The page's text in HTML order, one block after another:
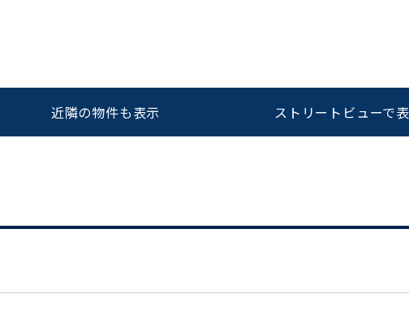
0120-620-213
平日 9:00〜18:00
近隣の物件も表示 ストリートビューで